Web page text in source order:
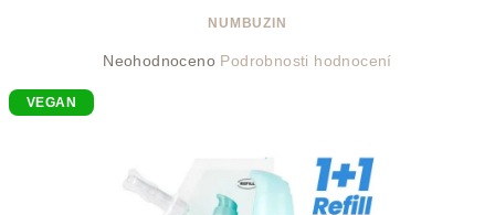
NUMBUZIN
Průměrné
Neohodnoceno Podrobnosti hodnocení
VEGAN